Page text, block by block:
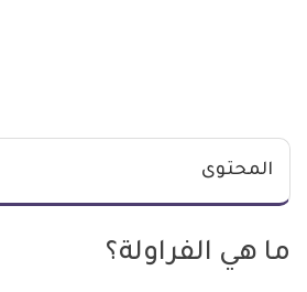
المحتوى
ما هي الفراولة؟